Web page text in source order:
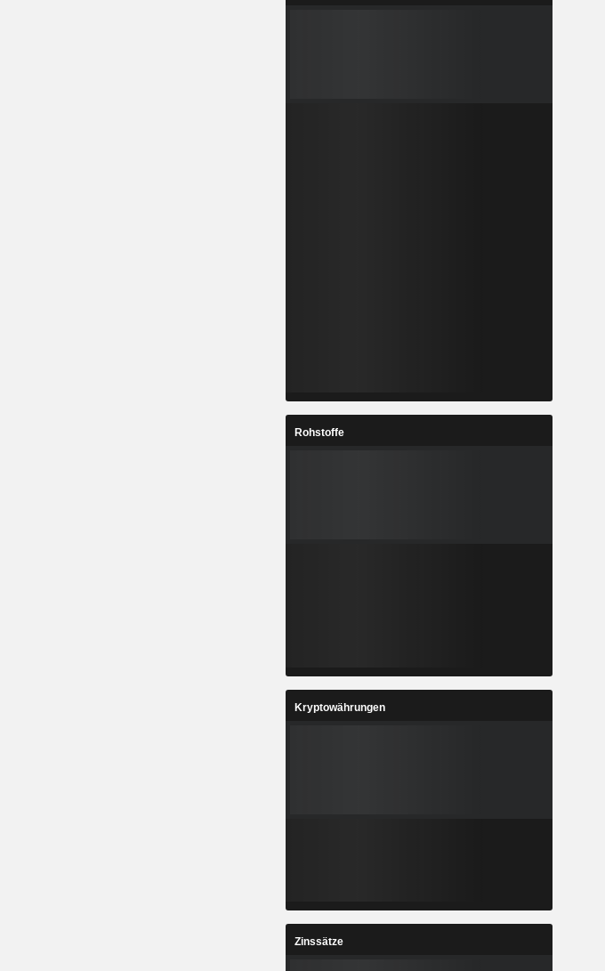
Rohstoffe
Kryptowährungen
Zinssätze